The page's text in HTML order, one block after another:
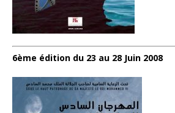
6ème édition du 23 au 28 Juin 2008